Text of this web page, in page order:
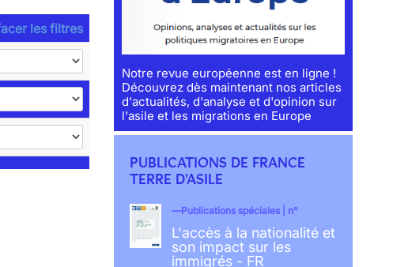
les filtres
Notre revue européenne est en ligne !
Découvrez dès maintenant nos articles
d'actualités, d'analyse et d'opinion sur
l'asile et les migrations en Europe
PUBLICATIONS DE FRANCE
TERRE D'ASILE
Publications spéciales | n°
L'accès à la nationalité et
son impact sur les
immigrés - FR